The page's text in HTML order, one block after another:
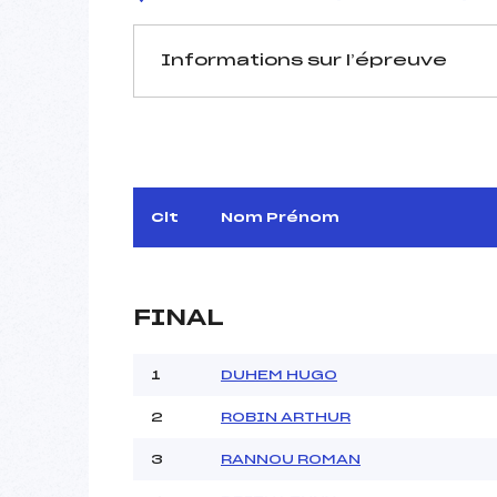
Informations sur l’épreuve
Arbitre :
Assistant :
Nombre de portes :
Traceur :
Clt Nom Prénom
FINAL
1 DUHEM HUGO
2 ROBIN ARTHUR
3 RANNOU ROMAN